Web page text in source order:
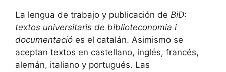
La lengua de trabajo y publicación de BiD:
textos universitaris de biblioteconomia i
documentació es el catalán. Asimismo se
aceptan textos en castellano, inglés, francés,
alemán, italiano y portugués. Las